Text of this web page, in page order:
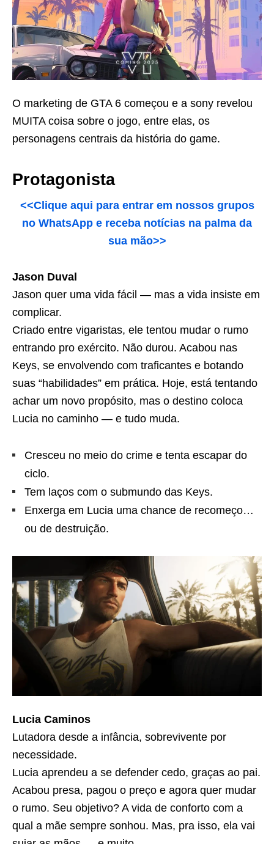
O marketing de GTA 6 começou e a sony revelou
MUITA coisa sobre o jogo, entre elas, os
personagens centrais da história do game.
Protagonista
<<Clique aqui para entrar em nossos grupos
no WhatsApp e receba notícias na palma da
sua mão>>
Jason Duval
Jason quer uma vida fácil — mas a vida insiste em
complicar.
Criado entre vigaristas, ele tentou mudar o rumo
entrando pro exército. Não durou. Acabou nas
Keys, se envolvendo com traficantes e botando
suas “habilidades” em prática. Hoje, está tentando
achar um novo propósito, mas o destino coloca
Lucia no caminho — e tudo muda.
Cresceu no meio do crime e tenta escapar do
ciclo.
Tem laços com o submundo das Keys.
Enxerga em Lucia uma chance de recomeço…
ou de destruição.
Lucia Caminos
Lutadora desde a infância, sobrevivente por
necessidade.
Lucia aprendeu a se defender cedo, graças ao pai.
Acabou presa, pagou o preço e agora quer mudar
o rumo. Seu objetivo? A vida de conforto com a
qual a mãe sempre sonhou. Mas, pra isso, ela vai